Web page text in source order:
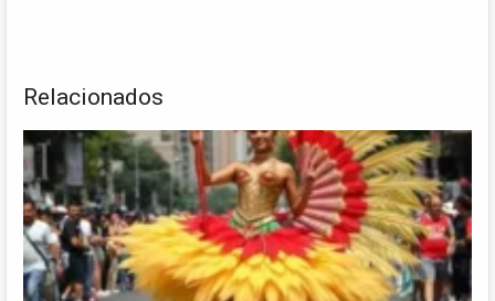
Relacionados